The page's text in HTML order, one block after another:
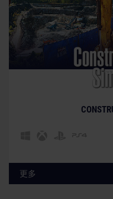
更多